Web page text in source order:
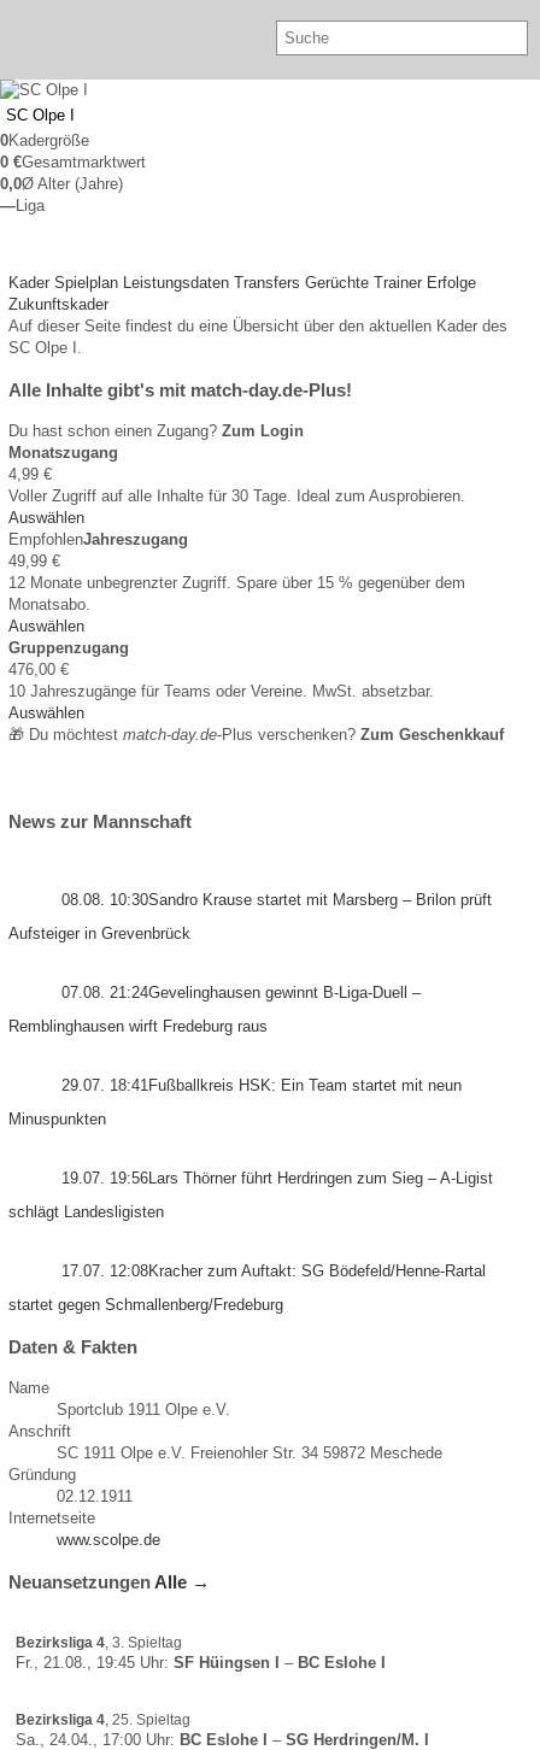
SC Olpe I
0Kadergröße
0 €Gesamtmarktwert
0,0Ø Alter (Jahre)
—Liga
Kader Spielplan Leistungsdaten Transfers Gerüchte Trainer Erfolge
Zukunftskader
Auf dieser Seite findest du eine Übersicht über den aktuellen Kader des
SC Olpe I.
Alle Inhalte gibt's mit match-day.de-Plus!
Du hast schon einen Zugang? Zum Login
Monatszugang
4,99 €
Voller Zugriff auf alle Inhalte für 30 Tage. Ideal zum Ausprobieren.
Auswählen
EmpfohlenJahreszugang
49,99 €
12 Monate unbegrenzter Zugriff. Spare über 15 % gegenüber dem
Monatsabo.
Auswählen
Gruppenzugang
476,00 €
10 Jahreszugänge für Teams oder Vereine. MwSt. absetzbar.
Auswählen
🎁 Du möchtest match-day.de-Plus verschenken? Zum Geschenkkauf
News zur Mannschaft
08.08. 10:30Sandro Krause startet mit Marsberg – Brilon prüft
Aufsteiger in Grevenbrück
07.08. 21:24Gevelinghausen gewinnt B-Liga-Duell –
Remblinghausen wirft Fredeburg raus
29.07. 18:41 Fußballkreis HSK: Ein Team startet mit neun
Minuspunkten
19.07. 19:56Lars Thörner führt Herdringen zum Sieg – A-Ligist
schlägt Landesligisten
17.07. 12:08Kracher zum Auftakt: SG Bödefeld/Henne-Rartal
startet gegen Schmallenberg/Fredeburg
Daten & Fakten
Name
Sportclub 1911 Olpe e.V.
Anschrift
SC 1911 Olpe e.V. Freienohler Str. 34 59872 Meschede
Gründung
02.12.1911
Internetseite
www.scolpe.de
NeuansetzungenAlle →
Bezirksliga 4, 3. Spieltag
Fr., 21.08., 19:45 Uhr: SF Hüingsen I – BC Eslohe I
Bezirksliga 4, 25. Spieltag
Sa., 24.04., 17:00 Uhr: BC Eslohe I – SG Herdringen/M. I